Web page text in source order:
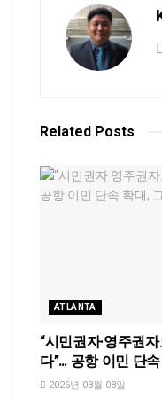
Related Posts
ATLANTA
“시민권자·영주권
다”… 공항 이민 단
2026년 08월 08일